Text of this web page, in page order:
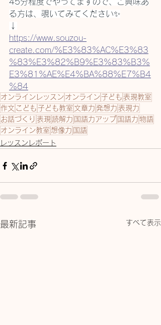
45分程度でやってますので、ご興味あ
る方は、覗いてみてください✨
↓
https://www.souzou-
create.com/%E3%83%AC%E3%83
%83%E3%82%B9%E3%83%B3%
E3%81%AE%E4%BA%88%E7%B4
%84
オンラインレッスン オンライン 子ども 表現教室
作文 こども 子ども教室 文章力 発想力 表現力
お話づくり 表現読解力 国語力アップ 国語力 物語
オンライン教室 想像力 国語
レッスンレポート
最新記事 すべて表示